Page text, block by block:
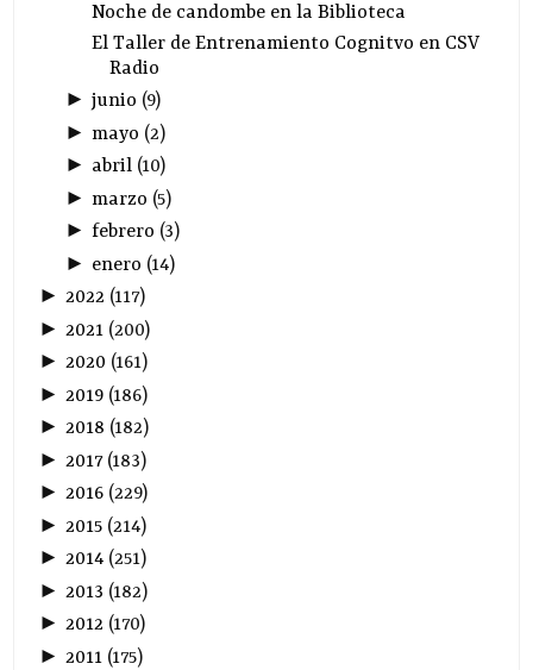
Noche de candombe en la Biblioteca
El Taller de Entrenamiento Cognitvo en CSV
Radio
► junio (9)
► mayo (2)
► abril(10)
► marzo (5)
► febrero (3)
► enero (14)
►2022 (117)
► 2021 (200)
►2020 (161)
► 2019 (186)
►2018 (182)
► 2017(183)
►2016 (229)
► 2015 (214)
►2014 (251)
► 2013 (182)
►2012 (170)
► 2011 (175)